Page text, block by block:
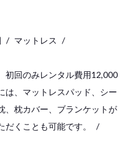
マットレス
初回のみレンタル費用12,000
は、マットレスパッド、シー
、枕カバー、ブランケットが
くことも可能です。